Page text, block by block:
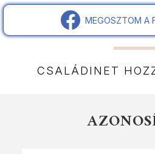
MEGOSZTOM A
CSALÁDINET